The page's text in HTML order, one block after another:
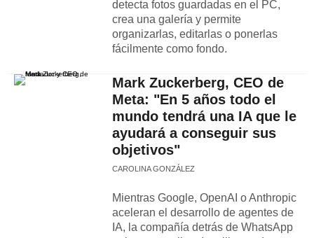
detecta fotos guardadas en el PC,
crea una galería y permite
organizarlas, editarlas o ponerlas
fácilmente como fondo.
Mark Zuckerberg, CEO de
Meta: "En 5 años todo el
mundo tendrá una IA que le
ayudará a conseguir sus
objetivos"
CAROLINA GONZÁLEZ
Mientras Google, OpenAI o Anthropic
aceleran el desarrollo de agentes de
IA, la compañía detrás de WhatsApp